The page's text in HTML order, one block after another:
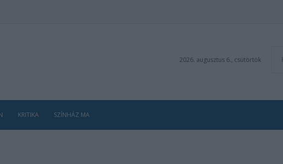
2026. augusztus 6., csütörtök
KRITIKA SZÍNHÁZ MA